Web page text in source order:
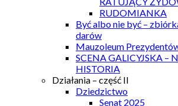
RUDOMIANKA
Być albo nie być –
darów
Mauzoleum
SCENA GALICYJSKA –
HISTORIA
Działania – część II
Dziedzictwo
Senat 2025